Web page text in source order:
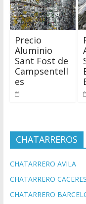
Precio
Aluminio
Sant Fost de
Campsentell
es
CHATARREROS
CHATARRERO AVILA
CHATARRERO CACERES
CHATARRERO